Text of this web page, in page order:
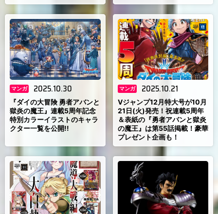
マンガ 2025.10.30
『ダイの大冒険 勇者アバンと
獄炎の魔王』連載5周年記念
特別カラーイラストのキャラ
クター一覧を公開!!
マンガ 2025.10.21
Vジャンプ12月特大号が10月
21日(火)発売！祝連載5周年
＆表紙の『勇者アバンと獄炎
の魔王』は第55話掲載！豪華
プレゼント企画も！